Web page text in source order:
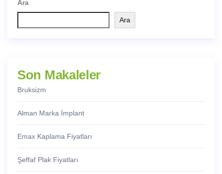
Ara
Ara
Son Makaleler
Bruksizm
Alman Marka İmplant
Emax Kaplama Fiyatları
Şeffaf Plak Fiyatları